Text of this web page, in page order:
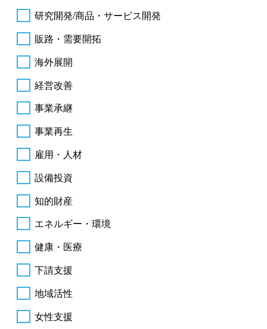
研究開発/商品・サービス開発
販路・需要開拓
海外展開
経営改善
事業承継
事業再生
雇用・人材
設備投資
知的財産
エネルギー・環境
健康・医療
下請支援
地域活性
女性支援